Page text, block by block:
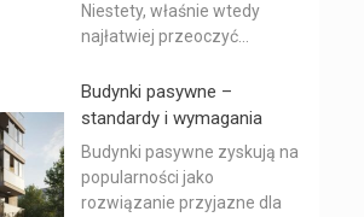
Niestety, właśnie wtedy
najłatwiej przeoczyć...
Budynki pasywne –
standardy i wymagania
Budynki pasywne zyskują na
popularności jako
rozwiązanie przyjazne dla